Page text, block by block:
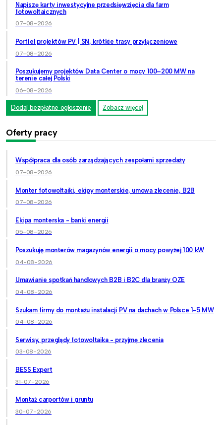
Napiszę karty inwestycyjne przedsięwzięcia dla farm
fotowoltaicznych
07-08-2026
Portfel projektów PV | SN, krótkie trasy przyłączeniowe
07-08-2026
Poszukujemy projektów Data Center o mocy 100–200 MW na
terenie całej Polski
06-08-2026
Dodaj bezpłatne ogłoszenie Zobacz więcej
Oferty pracy
Współpraca dla osób zarządzających zespołami sprzedaży
07-08-2026
Monter fotowoltaiki, ekipy monterskie, umowa zlecenie, B2B
07-08-2026
Ekipa monterska - banki energii
05-08-2026
Poszukuję monterów magazynów energii o mocy powyżej 100 kW
04-08-2026
Umawianie spotkań handlowych B2B i B2C dla branży OZE
04-08-2026
Szukam firmy do montażu instalacji PV na dachach w Polsce 1-5 MW
04-08-2026
Serwisy, przeglądy fotowoltaika - przyjmę zlecenia
03-08-2026
BESS Expert
31-07-2026
Montaż carportów i gruntu
30-07-2026